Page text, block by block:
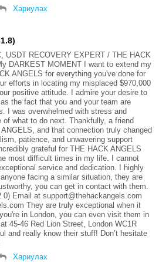
Хариулах
USDT RECOVERY EXPERT / THE HACK
DARKEST MOMENT I want to extend my
ANGELS for everything you've done for
efforts in locating my misplaced $970,000
positive attitude. I admire your desire to
the fact that you and your team are
I was overwhelmed with stress and
what to do next. Thankfully, a friend
and that connection truly changed
patience, and unwavering support
grateful for THE HACK ANGELS
most difficult times in my life. I cannot
service and dedication. I highly
facing a similar situation, they are
you can get in contact with them.
0) Email at support@thehackangels.com
They are truly exceptional when it
in London, you can even visit them in
45-46 Red Lion Street, London WC1R
and really know their stuff! Don’t hesitate
Хариулах